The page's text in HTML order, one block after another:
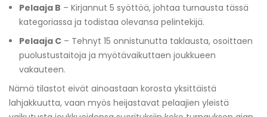
Pelaaja B – Kirjannut 5 syöttöä, johtaa turnausta tässä
kategoriassa ja todistaa olevansa pelintekijä.
Pelaaja C – Tehnyt 15 onnistunutta taklausta, osoittaen
puolustustaitoja ja myötävaikuttaen joukkueen
vakauteen.
Nämä tilastot eivät ainoastaan korosta yksittäistä
lahjakkuutta, vaan myös heijastavat pelaajien yleistä